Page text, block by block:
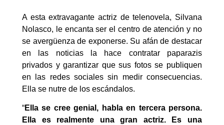
A esta extravagante actriz de telenovela, Silvana
Nolasco, le encanta ser el centro de atención y no
se avergüenza de exponerse. Su afán de destacar
en las noticias la hace contratar paparazis
privados y garantizar que sus fotos se publiquen
en las redes sociales sin medir consecuencias.
Ella se nutre de los escándalos.
“Ella se cree genial, habla en tercera persona.
Ella es realmente una gran actriz. Es una